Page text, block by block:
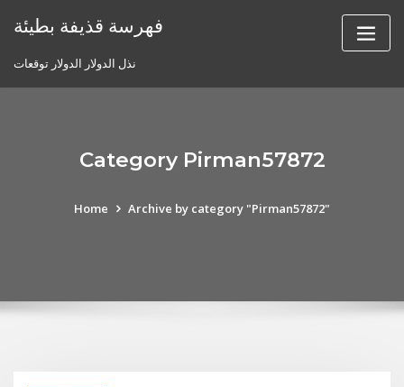
فهرسة قذيفة بطيئة
نذل الدولار الدولار توقعات
Category Pirman57872
Home Archive by category "Pirman57872"